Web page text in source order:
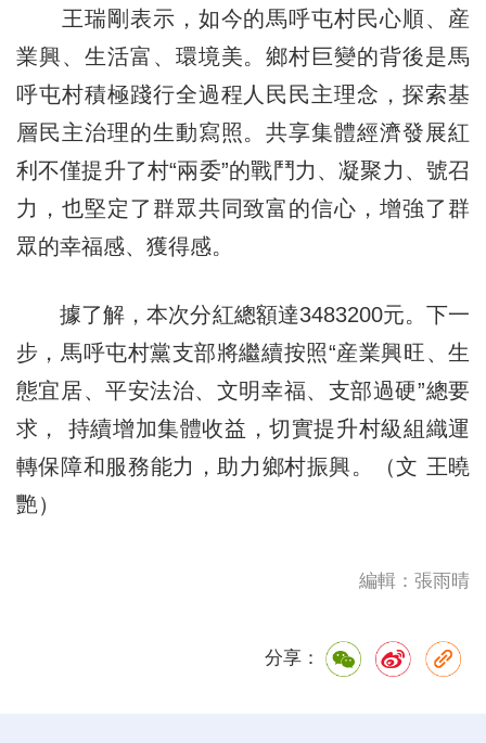
王瑞剛表示，如今的馬呼屯村民心順、産
業興、生活富、環境美。鄉村巨變的背後是馬
呼屯村積極踐行全過程人民民主理念，探索基
層民主治理的生動寫照。共享集體經濟發展紅
利不僅提升了村“兩委”的戰鬥力、凝聚力、號召
力，也堅定了群眾共同致富的信心，增強了群
眾的幸福感、獲得感。
據了解，本次分紅總額達3483200元。下一
步，馬呼屯村黨支部將繼續按照“産業興旺、生
態宜居、平安法治、文明幸福、支部過硬”總要
求， 持續增加集體收益，切實提升村級組織運
轉保障和服務能力，助力鄉村振興。（文 王曉
艷）
編輯：張雨晴
分享：